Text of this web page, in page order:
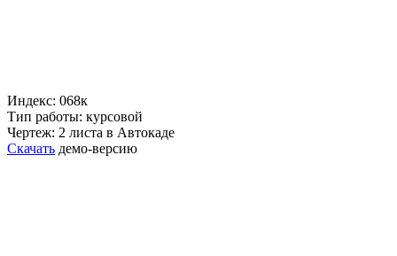
Индекс: 068к
Тип работы: курсовой
Чертеж: 2 листа в Автокаде
Скачать демо-версию